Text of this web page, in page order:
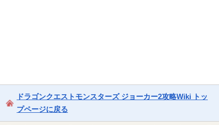
ドラゴンクエストモンスターズ ジョーカー2攻略Wiki トッ
プページに戻る